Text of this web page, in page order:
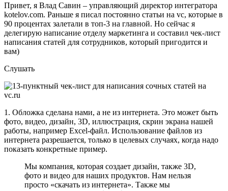
Привет, я Влад Савин – управляющий директор интегратора
kotelov.com. Раньше я писал постоянно статьи на vc, которые в
90 процентах залетали в топ-3 на главной. Но сейчас я
делегирую написание отделу маркетинга и составил чек-лист
написания статей для сотрудников, который пригодится и
вам)
Слушать
1. Обложка сделана нами, а не из интернета. Это может быть
фото, видео, дизайн, 3D, иллюстрация, скрин экрана нашей
работы, например Excel-файл. Использование файлов из
интернета разрешается, только в целевых случаях, когда надо
показать конкретные пример.
Мы компания, которая создает дизайн, также 3D,
фото и видео для наших продуктов. Нам нельзя
просто «скачать из интернета». Также мы